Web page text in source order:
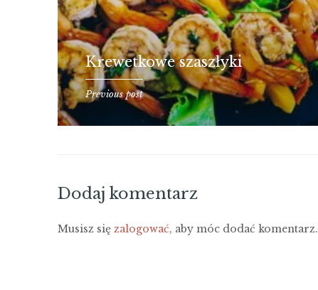
Krewetkowe szaszłyki
Previous post
Dodaj komentarz
Musisz się zalogować, aby móc dodać komentarz.